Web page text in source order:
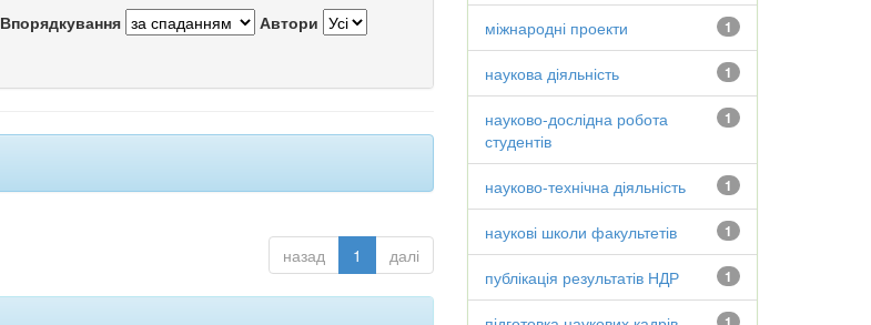
Впорядкування Автори
назад 1 далі
1
міжнародні проекти
1
наукова діяльність
1
науково-дослідна робота
студентів
1
науково-технічна діяльність
1
наукові школи факультетів
1
публікація результатів НДР